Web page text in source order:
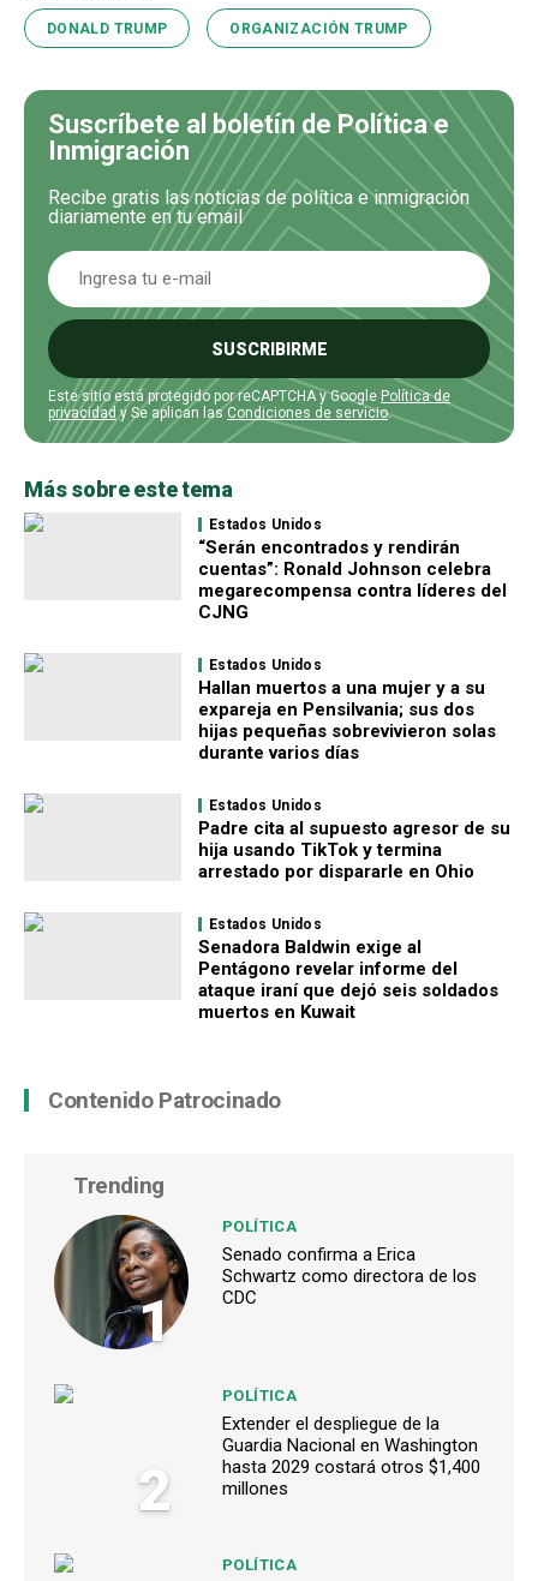
DONALD TRUMP ORGANIZACIÓN TRUMP
Suscríbete al boletín de Política e
Inmigración
Recibe gratis las noticias de política e inmigración
diariamente en tu email
SUSCRIBIRME
Este sitio está protegido por reCAPTCHA y Google Política de
privacidad y Se aplican lasCondiciones de servicio.
Más sobre este tema
Estados Unidos
“Serán encontrados y rendirán
cuentas”: Ronald Johnson celebra
megarecompensa contra líderes del
CJNG
Estados Unidos
Hallan muertos a una mujer y a su
expareja en Pensilvania; sus dos
hijas pequeñas sobrevivieron solas
durante varios días
Estados Unidos
Padre cita al supuesto agresor de su
hija usando TikTok y termina
arrestado por dispararle en Ohio
Estados Unidos
Senadora Baldwin exige al
Pentágono revelar informe del
ataque iraní que dejó seis soldados
muertos en Kuwait
Contenido Patrocinado
Trending
1
POLÍTICA
Senado confirma a Erica
Schwartz como directora de los
CDC
2
POLÍTICA
Extender el despliegue de la
Guardia Nacional en Washington
hasta 2029 costará otros $1,400
millones
POLÍTICA